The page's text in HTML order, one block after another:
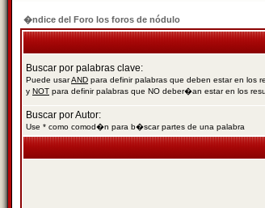
�ndice del Foro los foros de nódulo
Buscar por palabras clave:
Puede usarAND para definir palabras que deben estar en los
y NOT para definir palabras que NO deber�an estar en los
Buscar por Autor:
Use * como comod�n para b�scar partes de una palabra